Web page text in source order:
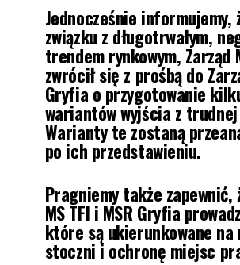
Jednocześnie informujemy,
związku z długotrwałym,
trendem rynkowym, Zarząd
zwrócił się z prośbą do
Gryfia o przygotowanie
wariantów wyjścia z
Warianty te zostaną
po ich przedstawieniu.
Pragniemy także zapewnić,
MS TFI i MSR Gryfia
które są ukierunkowane na
stoczni i ochronę miejsc